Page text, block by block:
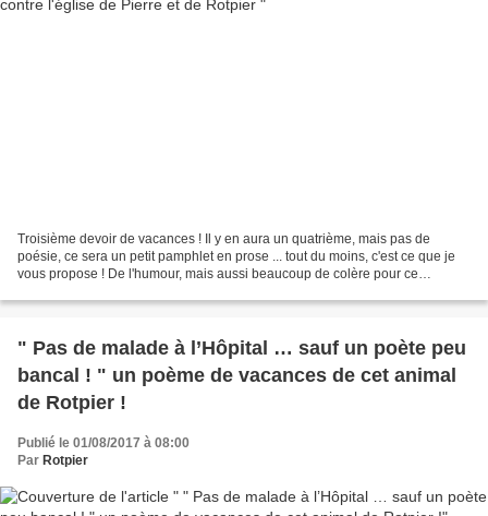
Troisième devoir de vacances ! Il y en aura un quatrième, mais pas de
poésie, ce sera un petit pamphlet en prose ... tout du moins, c'est ce que je
vous propose ! De l'humour, mais aussi beaucoup de colère pour ce
" Pas de malade à l’Hôpital … sauf un poète peu
bancal ! " un poème de vacances de cet animal
de Rotpier !
Publié le 01/08/2017 à 08:00
Par Rotpier